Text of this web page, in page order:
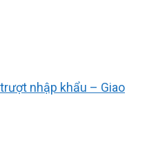
nhập khẩu – Giao